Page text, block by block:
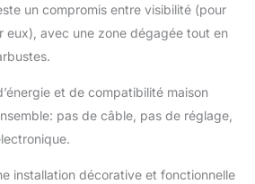
d'oiseaux. Gardez
jardin plein d'oiseaux
chanteurs tout au long
un compromis entre visibilité (pour
eux), avec une zone dégagée tout en
et de compatibilité maison
pas de câble, pas de réglage,
installation décorative et fonctionnelle